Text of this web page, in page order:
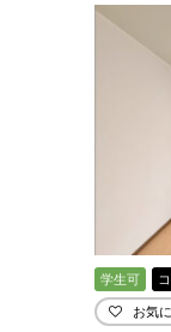
学生可
お気